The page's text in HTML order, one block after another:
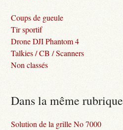
Coups de gueule
Tir sportif
Drone DJI Phantom 4
Talkies / CB / Scanners
Non classés
Dans la même rubrique
Solution de la grille No 7000